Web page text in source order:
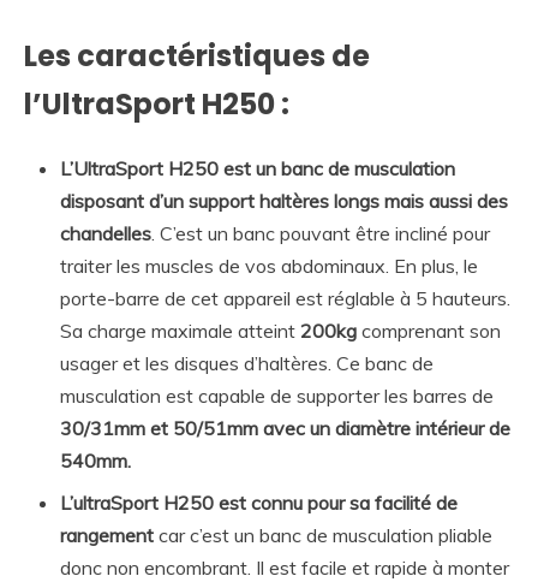
Les caractéristiques de
l’UltraSport H250 :
L’UltraSport H250 est un banc de musculation
disposant d’un support haltères longs mais aussi des
chandelles . C’est un banc pouvant être incliné pour
traiter les muscles de vos abdominaux. En plus, le
porte-barre de cet appareil est réglable à 5 hauteurs.
Sa charge maximale atteint 200kg comprenant son
usager et les disques d’haltères. Ce banc de
musculation est capable de supporter les barres de
30/31mm et 50/51mm avec un diamètre intérieur de
540mm.
L’ultraSport H250 est connu pour sa facilité de
rangement car c’est un banc de musculation pliable
donc non encombrant. Il est facile et rapide à monter